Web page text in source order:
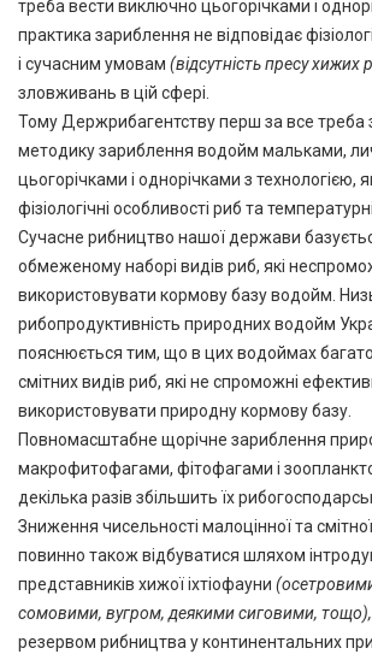
треба вести виключно цьогорічками і
практика зариблення не відповідає
і сучасним умовам (відсутність пресу хижих
зловживань в цій сфері.
Тому Держрибагентству перш за все треба
методику зариблення водойм мальками,
цьогорічками і однорічками з технологією,
фізіологічні особливості риб та
Сучасне рибництво нашої держави
обмеженому наборі видів риб, які
використовувати кормову базу водойм.
рибопродуктивність природних водойм
пояснюється тим, що в цих водоймах
смітних видів риб, які не спроможні
використовувати природну кормову базу.
Повномасштабне щорічне зариблення
макрофитофагами, фітофагами і
декілька разів збільшить їх
Зниження чисельності малоцінної та
повинно також відбуватися шляхом
представників хижої іхтіофауни
сомовими, вугром, деякими сиговими, тощо),
резервом рибництва у континентальних